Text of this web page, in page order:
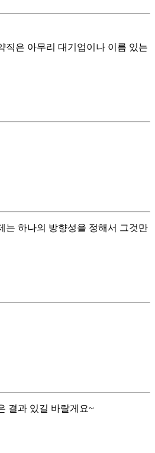
직은 아무리 대기업이나 이름 있는
는 하나의 방향성을 정해서 그것만
결과 있길 바랄게요~